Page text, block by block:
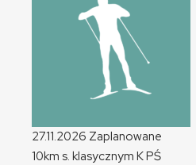
27.11.2026 Zaplanowane
10km s. klasycznym KPŚ